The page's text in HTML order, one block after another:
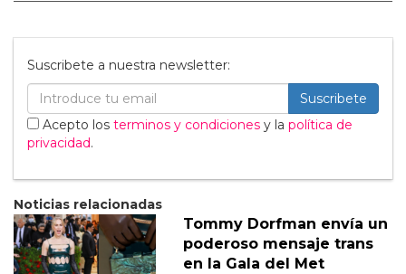
Suscribete a nuestra newsletter:
Suscribete
Acepto los terminos y condiciones y la política de
privacidad.
Noticias relacionadas
Tommy Dorfman envía un
poderoso mensaje trans
en la Gala del Met